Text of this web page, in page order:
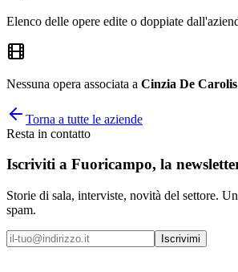
Elenco delle opere edite o doppiate
Nessuna opera associata a Cinzia De Carolis
Torna a tutte le aziende
Resta in contatto
Iscriviti a Fuoricampo, la
Storie di sala, interviste, novità del settore.
spam.
Iscrivimi